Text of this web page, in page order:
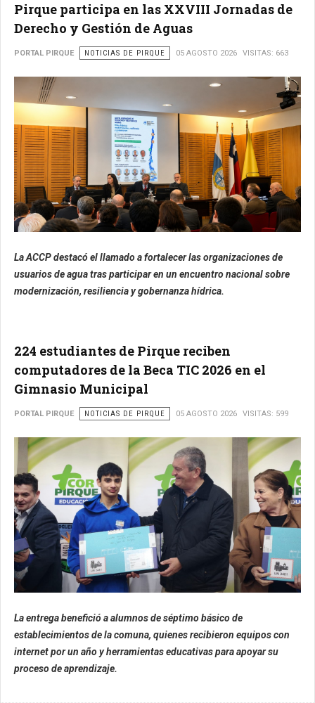
Pirque participa en las XXVIII Jornadas de
Derecho y Gestión de Aguas
PORTAL PIRQUE NOTICIAS DE PIRQUE 05 AGOSTO 2026 VISITAS: 663
La ACCP destacó el llamado a fortalecer las organizaciones de
usuarios de agua tras participar en un encuentro nacional sobre
modernización, resiliencia y gobernanza hídrica.
224 estudiantes de Pirque reciben
computadores de la Beca TIC 2026 en el
Gimnasio Municipal
PORTAL PIRQUE NOTICIAS DE PIRQUE 05 AGOSTO 2026 VISITAS: 599
La entrega benefició a alumnos de séptimo básico de
establecimientos de la comuna, quienes recibieron equipos con
internet por un año y herramientas educativas para apoyar su
proceso de aprendizaje.